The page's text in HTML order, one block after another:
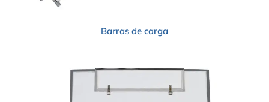
Barras de carga